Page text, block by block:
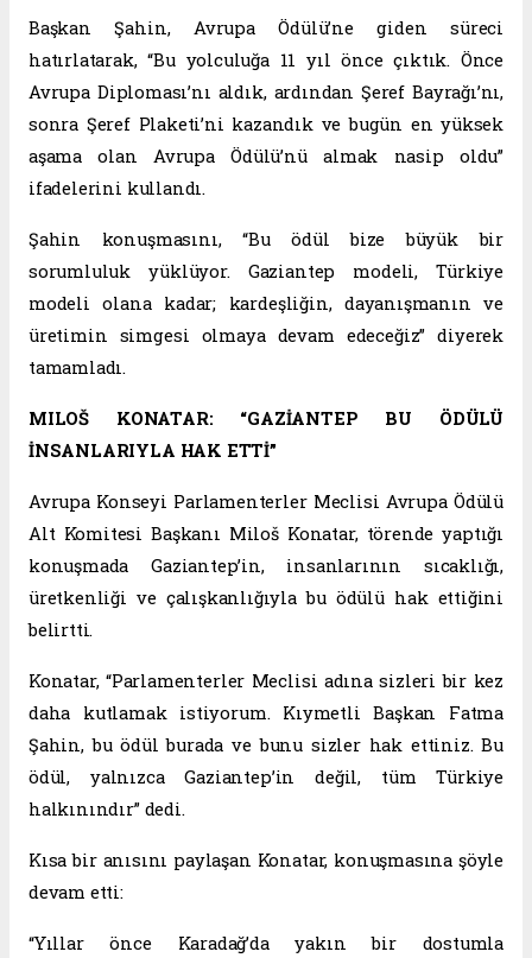
Başkan Şahin, Avrupa Ödülü’ne giden süreci
hatırlatarak, “Bu yolculuğa 11 yıl önce çıktık. Önce
Avrupa Diploması’nı aldık, ardından Şeref Bayrağı’nı,
sonra Şeref Plaketi’ni kazandık ve bugün en yüksek
aşama olan Avrupa Ödülü’nü almak nasip oldu”
ifadelerini kullandı.
Şahin konuşmasını, “Bu ödül bize büyük bir
sorumluluk yüklüyor. Gaziantep modeli, Türkiye
modeli olana kadar; kardeşliğin, dayanışmanın ve
üretimin simgesi olmaya devam edeceğiz” diyerek
tamamladı.
MILOŠ KONATAR: “GAZİANTEP BU ÖDÜLÜ
İNSANLARIYLA HAK ETTİ”
Avrupa Konseyi Parlamenterler Meclisi Avrupa Ödülü
Alt Komitesi Başkanı Miloš Konatar, törende yaptığı
konuşmada Gaziantep’in, insanlarının sıcaklığı,
üretkenliği ve çalışkanlığıyla bu ödülü hak ettiğini
belirtti.
Konatar, “Parlamenterler Meclisi adına sizleri bir kez
daha kutlamak istiyorum. Kıymetli Başkan Fatma
Şahin, bu ödül burada ve bunu sizler hak ettiniz. Bu
ödül, yalnızca Gaziantep’in değil, tüm Türkiye
halkınındır” dedi.
Kısa bir anısını paylaşan Konatar, konuşmasına şöyle
devam etti:
“Yıllar önce Karadağ’da yakın bir dostumla